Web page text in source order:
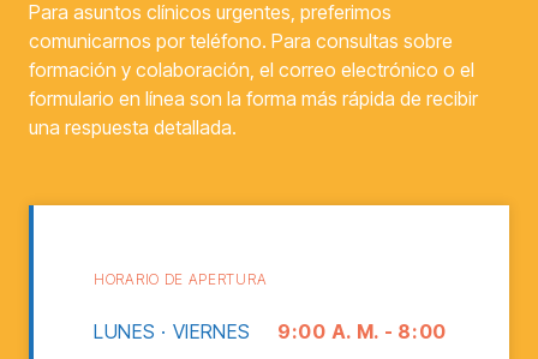
Para asuntos clínicos urgentes, preferimos
comunicarnos por teléfono. Para consultas sobre
formación y colaboración, el correo electrónico o el
formulario en línea son la forma más rápida de recibir
una respuesta detallada.
HORARIO DE APERTURA
LUNES · VIERNES
9:00 A. M. - 8:00